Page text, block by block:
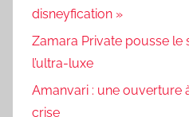
disneyfication »
Zamara Private pousse le
l’ultra-luxe
Amanvari : une ouverture
crise